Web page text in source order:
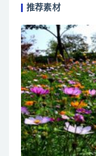
推荐素材